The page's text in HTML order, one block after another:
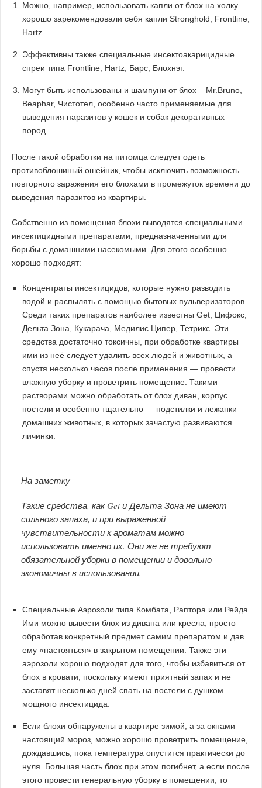
Можно, например, использовать капли от блох на холку —
хорошо зарекомендовали себя капли Stronghold, Frontline,
Hartz.
Эффективны также специальные инсектоакарицидные
спреи типа Frontline, Hartz, Барс, Блохнэт.
Могут быть использованы и шампуни от блох – Mr.Bruno,
Beaphar, Чистотел, особенно часто применяемые для
выведения паразитов у кошек и собак декоративных
пород.
После такой обработки на питомца следует одеть
противоблошиный ошейник, чтобы исключить возможность
повторного заражения его блохами в промежуток времени до
выведения паразитов из квартиры.
Собственно из помещения блохи выводятся специальными
инсектицидными препаратами, предназначенными для
борьбы с домашними насекомыми. Для этого особенно
хорошо подходят:
Концентраты инсектицидов, которые нужно разводить
водой и распылять с помощью бытовых пульверизаторов.
Среди таких препаратов наиболее известны Get, Цифокс,
Дельта Зона, Кукарача, Медилис Ципер, Тетрикс. Эти
средства достаточно токсичны, при обработке квартиры
ими из неё следует удалить всех людей и животных, а
спустя несколько часов после применения — провести
влажную уборку и проветрить помещение. Такими
растворами можно обработать от блох диван, корпус
постели и особенно тщательно — подстилки и лежанки
домашних животных, в которых зачастую развиваются
личинки.
На заметку
Такие средства, как Get и Дельта Зона не имеют
сильного запаха, и при выраженной
чувствительности к ароматам можно
использовать именно их. Они же не требуют
обязательной уборки в помещении и довольно
экономичны в использовании.
Специальные Аэрозоли типа Комбата, Раптора или Рейда.
Ими можно вывести блох из дивана или кресла, просто
обработав конкретный предмет самим препаратом и дав
ему «настояться» в закрытом помещении. Также эти
аэрозоли хорошо подходят для того, чтобы избавиться от
блох в кровати, поскольку имеют приятный запах и не
заставят несколько дней спать на постели с душком
мощного инсектицида.
Если блохи обнаружены в квартире зимой, а за окнами —
настоящий мороз, можно хорошо проветрить помещение,
дождавшись, пока температура опустится практически до
нуля. Большая часть блох при этом погибнет, а если после
этого провести генеральную уборку в помещении, то